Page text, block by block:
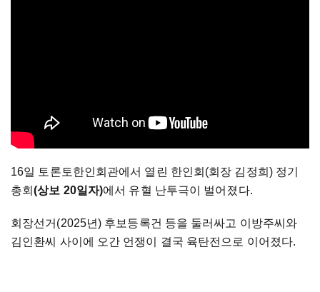
16일 토론토한인회관에서 열린 한인회(회장 김정희) 정기
총회(상보 20일자)에서 유혈 난투극이 벌어졌다.
회장선거(2025년) 후보등록건 등을 둘러싸고 이방주씨와
김인환씨 사이에 오간 언쟁이 결국 육탄전으로 이어졌다.